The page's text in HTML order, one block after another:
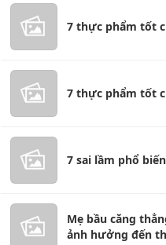
7 thực phẩm tốt
7 thực phẩm tốt
7 sai lầm phổ
Mẹ bầu căng
ảnh hưởng đến